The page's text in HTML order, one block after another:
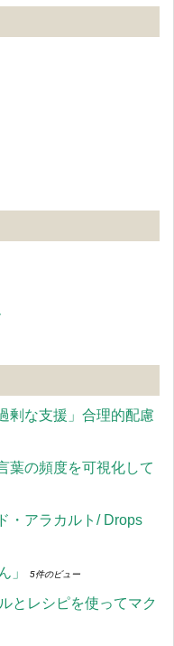
剰な支援」合理的配慮
葉の頻度を可視化して
・アラカルト/ Drops
」 5件のビュー
とレシピを使ってマク